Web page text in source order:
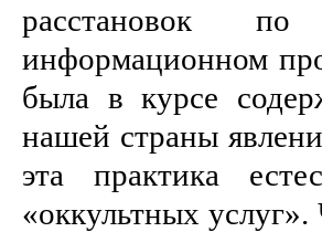
расстановок
информационном
была в курсе
нашей страны
эта практика
«оккультных